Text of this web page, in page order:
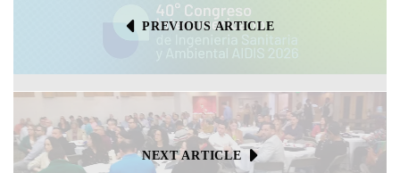
PREVIOUS ARTICLE
NEXT ARTICLE